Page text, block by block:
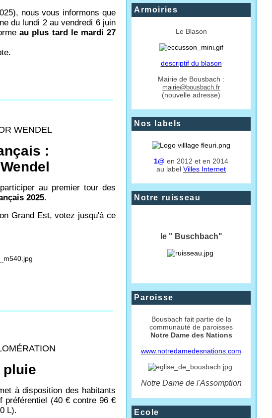
nous vous informons que
du lundi 2 au vendredi 6 juin
au plus tard le mardi 27
WENDEL
:
au premier tour des
2025.
Grand Est, votez jusqu'à ce
pluie
à disposition des habitants
préférentiel (40 € contre 96 €
L).
Armoiries
Le Blason
descriptif du blason
Mairie de Bousbach :
mairie@bousbach.fr
(nouvelle adresse)
Nos labels
1@ en 2012 et en 2014
au label Villes Internet
Notre ruisseau
le " Buschbach"
Paroisse
Bousbach fait partie de la
communauté de paroisses
Notre Dame des Nations
www.notredamedesnations.com
Notre Dame de l'Assomption
Ecole